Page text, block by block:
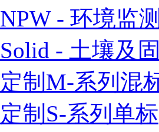
NPW - 环境监
Solid - 土壤及
定制M-系列混
定制S-系列单标